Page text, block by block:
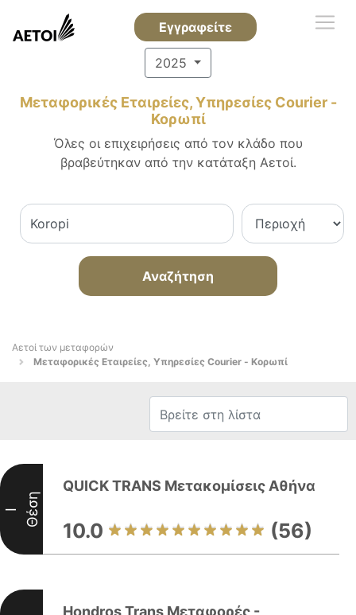
Εγγραφείτε
2025
Μεταφορικές Εταιρείες, Υπηρεσίες Courier -
Κορωπί
Όλες οι επιχειρήσεις από τον κλάδο που
βραβεύτηκαν από την κατάταξη Αετοί.
Αναζήτηση
Αετοί των μεταφορών
Μεταφορικές Εταιρείες, Υπηρεσίες Courier - Κορωπί
I Θέση
QUICK TRANS Μετακομίσεις Αθήνα
10.0 (56)
Hondros Trans Μεταφορές -